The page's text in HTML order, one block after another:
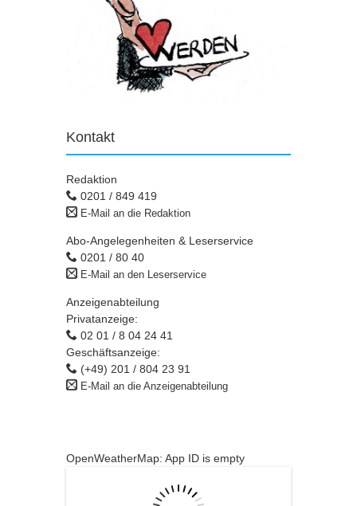
Kontakt
Redaktion
0201 / 849 419
E-Mail an die Redaktion
Abo-Angelegenheiten & Leserservice
0201 / 80 40
E-Mail an den Leserservice
Anzeigenabteilung
Privatanzeige:
02 01 / 8 04 24 41
Geschäftsanzeige:
(+49) 201 / 804 23 91
E-Mail an die Anzeigenabteilung
OpenWeatherMap: App ID is empty